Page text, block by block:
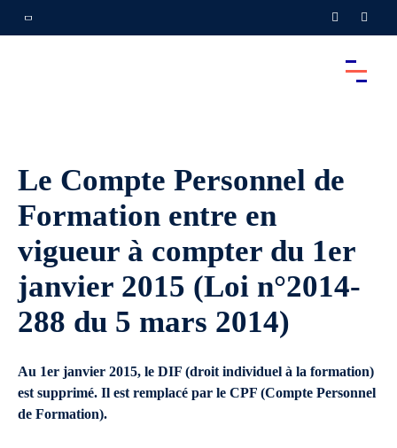
Le Compte Personnel de
Formation entre en
vigueur à compter du 1er
janvier 2015 (Loi n°2014-
288 du 5 mars 2014)
Au 1er janvier 2015, le DIF (droit individuel à la formation)
est supprimé. Il est remplacé par le CPF (Compte Personnel
de Formation).